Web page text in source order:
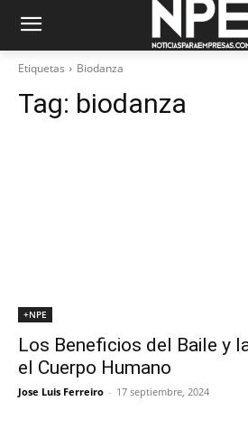
Etiquetas Biodanza
Tag: biodanza
+NPE
Los Beneficios del Baile y
el Cuerpo Humano
Jose Luis Ferreiro - 17 septiembre, 2024